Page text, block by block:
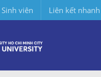
Sinh viên Liên kết nhanh